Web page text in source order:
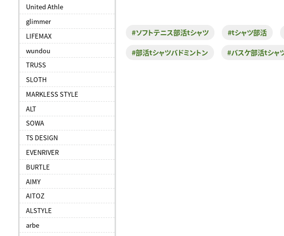
United Athle
glimmer
LIFEMAX
wundou
TRUSS
SLOTH
MARKLESS STYLE
ALT
SOWA
TS DESIGN
EVENRIVER
BURTLE
AIMY
AITOZ
ALSTYLE
arbe
#ソフトテニス部活tシャツ #tシャツ部活
#部活tシャツバドミントン #バスケ部活tシャ